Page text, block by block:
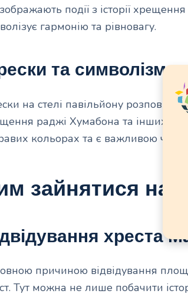
події з історії
гармонію та рівновагу.
та символізм
на стелі павільйону
раджі Хумабона та інших
кольорах та є важливою
зайнятися на
хреста
причиною відвідування
Тут можна не лише побачити